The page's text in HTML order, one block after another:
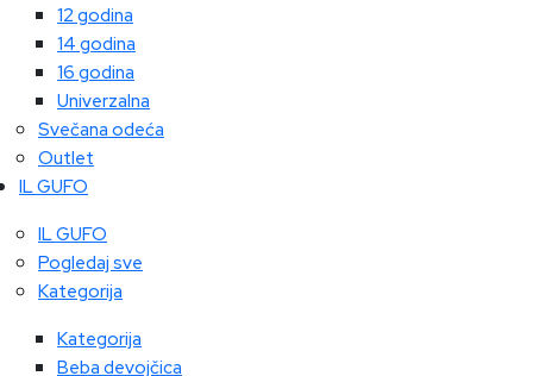
12 godina
14 godina
16 godina
Univerzalna
Svečana odeća
Outlet
IL GUFO
IL GUFO
Pogledaj sve
Kategorija
Kategorija
Beba devojčica